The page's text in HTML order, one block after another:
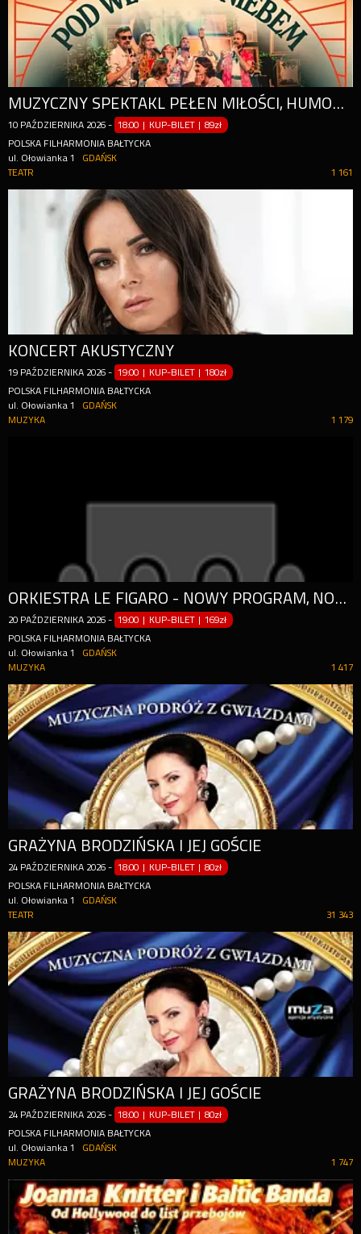
MUZYCZNY SPEKTAKL PEŁEN MIŁOŚCI, HUMORU I NAJWIĘKSZYCH WŁOSKICH PRZEBOJÓW
10 PAŹDZIERNIKA 2026 - 18:00 | KUP-BILET |89zł
POLSKA FILHARMONIA BAŁTYCKA
ul. Ołowianka 1
GDAŃSK
1 161
TEATR
KONCERT AKUSTYCZNY
19 PAŹDZIERNIKA 2026 - 19:00 | KUP-BILET |180zł
POLSKA FILHARMONIA BAŁTYCKA
ul. Ołowianka 1
GDAŃSK
1 179
MUZYKA
ORKIESTRA LE FIGARO - NOWY PROGRAM, NOWE EMOCJE!
20 PAŹDZIERNIKA 2026 - 19:00 | KUP-BILET |169zł
POLSKA FILHARMONIA BAŁTYCKA
ul. Ołowianka 1
GDAŃSK
1 417
MUZYKA
GRAŻYNA BRODZIŃSKA I JEJ GOŚCIE
24 PAŹDZIERNIKA 2026 - 18:00 | KUP-BILET |80zł
POLSKA FILHARMONIA BAŁTYCKA
ul. Ołowianka 1
GDAŃSK
31 343
TEATR
GRAŻYNA BRODZIŃSKA I JEJ GOŚCIE
24 PAŹDZIERNIKA 2026 - 18:00 | KUP-BILET |80zł
POLSKA FILHARMONIA BAŁTYCKA
ul. Ołowianka 1
GDAŃSK
1 747
MUZYKA